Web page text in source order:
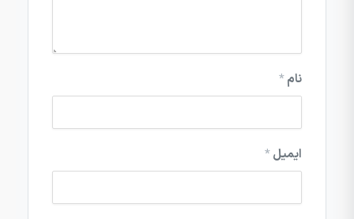
نام*
ایمیل*